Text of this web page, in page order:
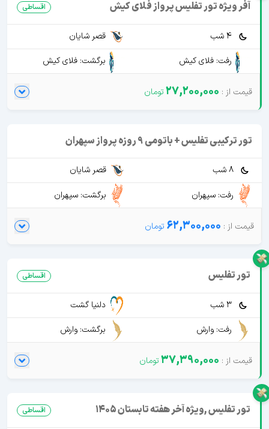
آفر ویژه تور تفلیس پرواز فلای کیش اقساطی
4 شب
قصر شایان
رفت: فلای کیش
برگشت: فلای کیش
27,200,000
تور ترکیبی تفلیس + باتومی 9 روزه پرواز سپهران
8 شب
قصر شایان
رفت: سپهران
برگشت: سپهران
62,300,000
تور تفلیس اقساطی
3 شب
دلنیا گشت
رفت: وارش
برگشت: وارش
37,390,000
تور تفلیس ,ویژه آخر هفته تابستان 1405 اقساطی